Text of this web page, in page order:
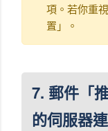
項。若你重
置」。
7. 郵件「
的伺服器